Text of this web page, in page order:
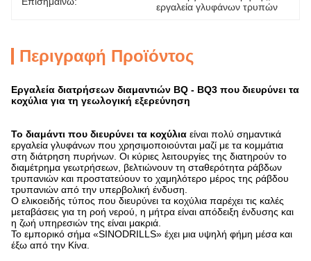
εργαλεία γλυφάνων τρυπών
Περιγραφή Προϊόντος
Εργαλεία διατρήσεων διαμαντιών BQ - BQ3 που διευρύνει τα
κοχύλια για τη γεωλογική εξερεύνηση
Το διαμάντι που διευρύνει τα κοχύλια είναι πολύ σημαντικά
εργαλεία γλυφάνων που χρησιμοποιούνται μαζί με τα κομμάτια
στη διάτρηση πυρήνων. Οι κύριες λειτουργίες της διατηρούν το
διαμέτρημα γεωτρήσεων, βελτιώνουν τη σταθερότητα ράβδων
τρυπανιών και προστατεύουν το χαμηλότερο μέρος της ράβδου
τρυπανιών από την υπερβολική ένδυση.
Ο ελικοειδής τύπος που διευρύνει τα κοχύλια παρέχει τις καλές
μεταβάσεις για τη ροή νερού, η μήτρα είναι απόδειξη ένδυσης και
η ζωή υπηρεσιών της είναι μακριά.
Το εμπορικό σήμα «SINODRILLS» έχει μια υψηλή φήμη μέσα και
έξω από την Κίνα.